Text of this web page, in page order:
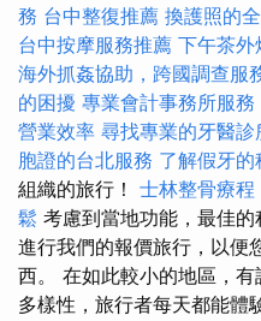
務 台中整復推薦 換護照的
台中按摩服務推薦 下午茶外
海外抓姦協助，跨國調查服
的困擾 專業會計事務所服務
營業效率 尋找專業的牙醫
胞證的台北服務 了解假牙
組織的旅行！ 士林整骨療程
鬆 考慮到當地功能，最佳
進行我們的報價旅行，以便
西。 在如此較小的地區，
多樣性，旅行者每天都能體